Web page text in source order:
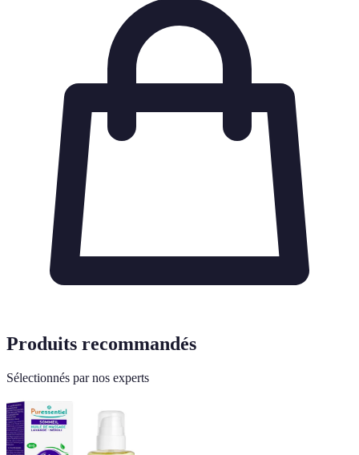
Produits recommandés
Sélectionnés par nos experts